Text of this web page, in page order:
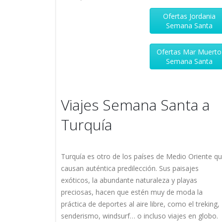
Ofertas Jordania
Semana Santa
Ofertas Mar Muerto
Semana Santa
Viajes Semana Santa a
Turquía
Turquía es otro de los países de Medio Oriente
causan auténtica predilección. Sus paisajes
exóticos, la abundante naturaleza y playas
preciosas, hacen que estén muy de moda la
práctica de deportes al aire libre, como el treking,
senderismo, windsurf… o incluso viajes en globo.